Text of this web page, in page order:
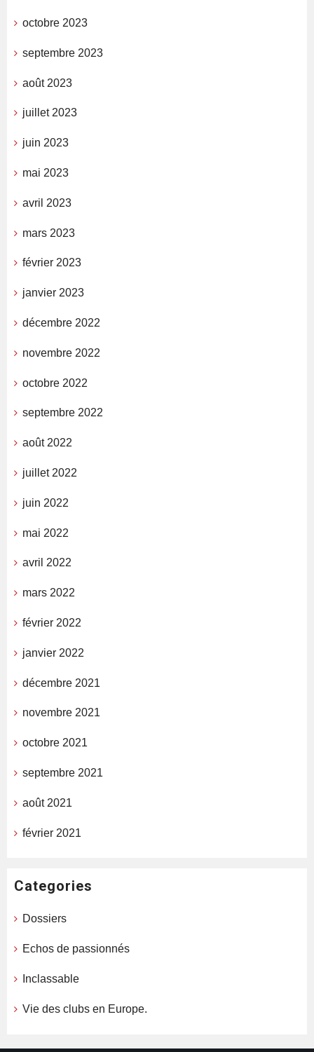
octobre 2023
septembre 2023
août 2023
juillet 2023
juin 2023
mai 2023
avril 2023
mars 2023
février 2023
janvier 2023
décembre 2022
novembre 2022
octobre 2022
septembre 2022
août 2022
juillet 2022
juin 2022
mai 2022
avril 2022
mars 2022
février 2022
janvier 2022
décembre 2021
novembre 2021
octobre 2021
septembre 2021
août 2021
février 2021
Categories
Dossiers
Echos de passionnés
Inclassable
Vie des clubs en Europe.